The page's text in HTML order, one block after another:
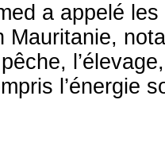
a appelé
Mauritanie,
l’énergie